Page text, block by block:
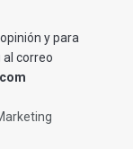
y para
correo